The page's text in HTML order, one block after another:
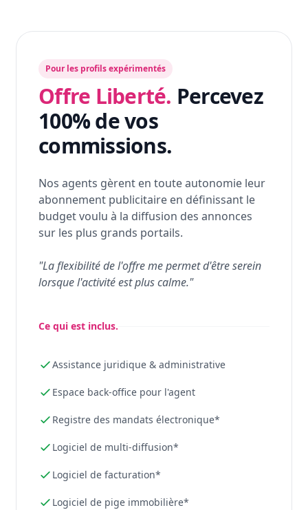
Pour les profils expérimentés
Offre Liberté. Percevez
100% de vos
commissions.
Nos agents gèrent en toute autonomie leur
abonnement publicitaire en définissant le
budget voulu à la diffusion des annonces
sur les plus grands portails.
"La flexibilité de l'offre me permet d'être serein
lorsque l'activité est plus calme."
Ce qui est inclus.
Assistance juridique & administrative
Espace back-office pour l'agent
Registre des mandats électronique*
Logiciel de multi-diffusion*
Logiciel de facturation*
Logiciel de pige immobilière*